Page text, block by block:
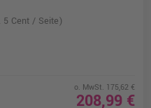
5 Cent / Seite)
o. MwSt. 175,62 €
208,99 €